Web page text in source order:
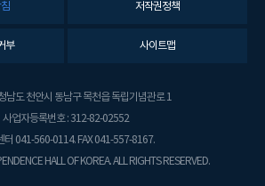
저작권정책
부 사이트맵
남도 천안시 동남구 목천읍 독립기념관로 1
사업자등록번호 : 312-82-02552
터 041-560-0114. FAX 041-557-8167.
HALL OF KOREA. ALL RIGHTS RESERVED.